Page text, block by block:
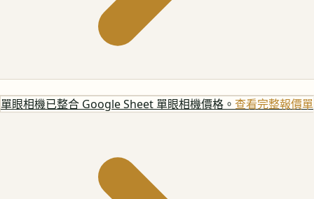
單眼相機已整合 Google Sheet 單眼相機價格。 查看完整報價單